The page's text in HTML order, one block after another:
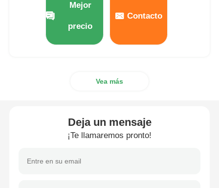
Mejor
precio
Contacto
Vea más
Deja un mensaje
¡Te llamaremos pronto!